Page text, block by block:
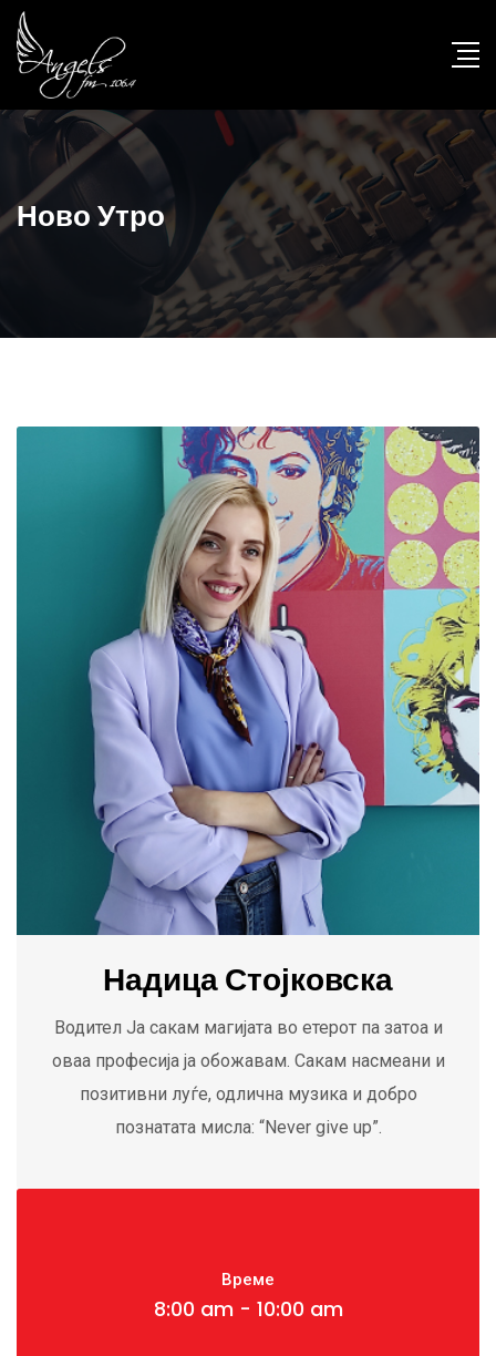
Ново Утро
Надица Стојковска
Водител Ја сакам магијата во етерот па затоа и
оваа професија ја обожавам. Сакам насмеани и
позитивни луѓе, одлична музика и добро
познатата мисла: “Never give up”.
Време
8:00 am - 10:00 am